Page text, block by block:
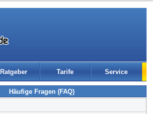
Ratgeber Tarife Service
Häufige Fragen (FAQ)